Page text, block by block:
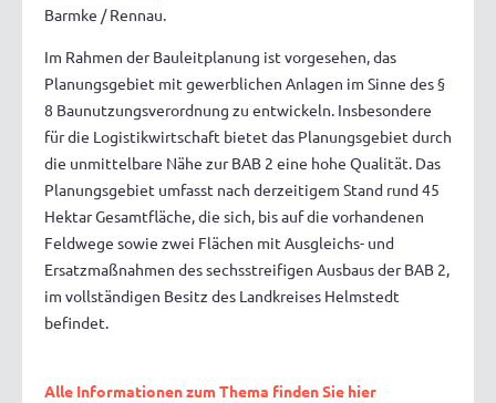
Barmke / Rennau.
Im Rahmen der Bauleitplanung ist vorgesehen, das
Planungsgebiet mit gewerblichen Anlagen im Sinne des §
8 Baunutzungsverordnung zu entwickeln. Insbesondere
für die Logistikwirtschaft bietet das Planungsgebiet durch
die unmittelbare Nähe zur BAB 2 eine hohe Qualität. Das
Planungsgebiet umfasst nach derzeitigem Stand rund 45
Hektar Gesamtfläche, die sich, bis auf die vorhandenen
Feldwege sowie zwei Flächen mit Ausgleichs- und
Ersatzmaßnahmen des sechsstreifigen Ausbaus der BAB 2,
im vollständigen Besitz des Landkreises Helmstedt
befindet.
Alle Informationen zum Thema finden Sie hier